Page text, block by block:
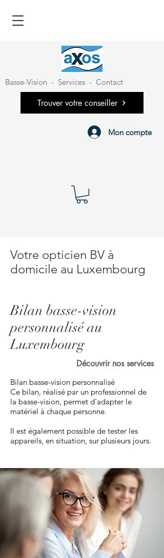
Basse-Vision - Services - Contact
Trouver votre conseiller
Mon compte
Votre opticien BV à
domicile au Luxembourg
Bilan basse-vision
personnalisé au
Luxembourg
Découvrir nos services
Bilan basse-vision personnalisé
Ce bilan, réalisé par un professionnel de
la basse-vision, permet d'adapter le
matériel à chaque personne.
Il est également possible de tester les
appareils, en situation, sur plusieurs jours.